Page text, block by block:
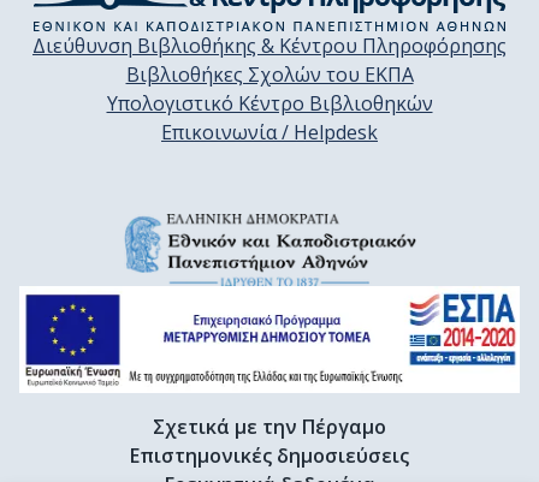
Διεύθυνση Βιβλιοθήκης & Κέντρου Πληροφόρησης
Βιβλιοθήκες Σχολών του ΕΚΠΑ
Υπολογιστικό Κέντρο Βιβλιοθηκών
Επικοινωνία / Helpdesk
Σχετικά με την Πέργαμο
Επιστημονικές δημοσιεύσεις